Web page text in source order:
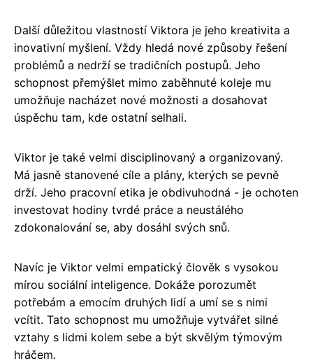
Další důležitou vlastností Viktora je jeho kreativita a
inovativní myšlení. Vždy hledá nové způsoby řešení
problémů a nedrží se tradičních postupů. Jeho
schopnost přemýšlet mimo zaběhnuté koleje mu
umožňuje nacházet nové možnosti a dosahovat
úspěchu tam, kde ostatní selhali.
Viktor je také velmi disciplinovaný a organizovaný.
Má jasně stanovené cíle a plány, kterých se pevně
drží. Jeho pracovní etika je obdivuhodná - je ochoten
investovat hodiny tvrdé práce a neustálého
zdokonalování se, aby dosáhl svých snů.
Navíc je Viktor velmi empatický člověk s vysokou
mírou sociální inteligence. Dokáže porozumět
potřebám a emocím druhých lidí a umí se s nimi
vcítit. Tato schopnost mu umožňuje vytvářet silné
vztahy s lidmi kolem sebe a být skvělým týmovým
hráčem.